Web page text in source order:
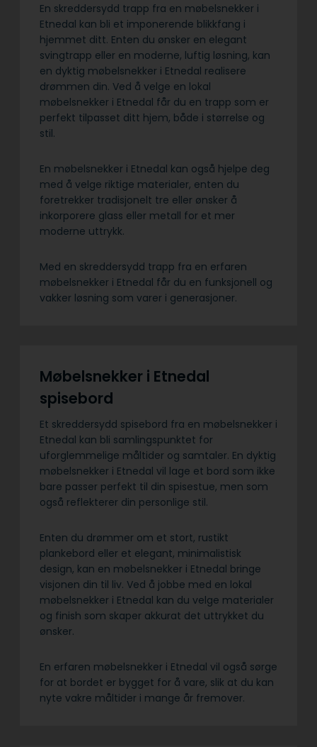
En skreddersydd trapp fra en møbelsnekker i
Etnedal kan bli et imponerende blikkfang i
hjemmet ditt. Enten du ønsker en elegant
svingtrapp eller en moderne, luftig løsning, kan
en dyktig møbelsnekker i Etnedal realisere
drømmen din. Ved å velge en lokal
møbelsnekker i Etnedal får du en trapp som er
perfekt tilpasset ditt hjem, både i størrelse og
stil.
En møbelsnekker i Etnedal kan også hjelpe deg
med å velge riktige materialer, enten du
foretrekker tradisjonelt tre eller ønsker å
inkorporere glass eller metall for et mer
moderne uttrykk.
Med en skreddersydd trapp fra en erfaren
møbelsnekker i Etnedal får du en funksjonell og
vakker løsning som varer i generasjoner.
Møbelsnekker i Etnedal
spisebord
Et skreddersydd spisebord fra en møbelsnekker i
Etnedal kan bli samlingspunktet for
uforglemmelige måltider og samtaler. En dyktig
møbelsnekker i Etnedal vil lage et bord som ikke
bare passer perfekt til din spisestue, men som
også reflekterer din personlige stil.
Enten du drømmer om et stort, rustikt
plankebord eller et elegant, minimalistisk
design, kan en møbelsnekker i Etnedal bringe
visjonen din til liv. Ved å jobbe med en lokal
møbelsnekker i Etnedal kan du velge materialer
og finish som skaper akkurat det uttrykket du
ønsker.
En erfaren møbelsnekker i Etnedal vil også sørge
for at bordet er bygget for å vare, slik at du kan
nyte vakre måltider i mange år fremover.